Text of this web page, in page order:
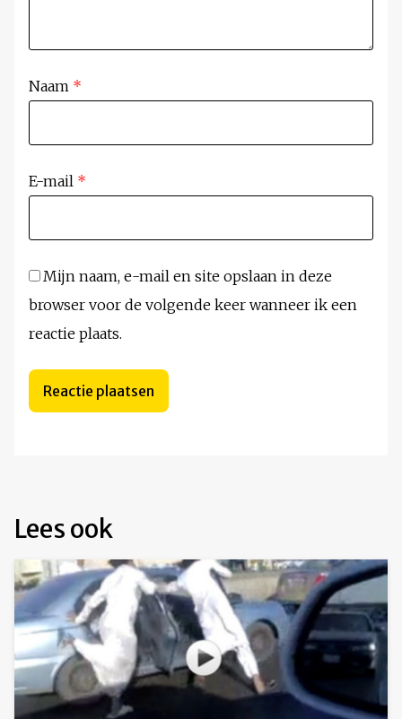
Naam *
E-mail *
Mijn naam, e-mail en site opslaan in deze
browser voor de volgende keer wanneer ik een
reactie plaats.
Lees ook